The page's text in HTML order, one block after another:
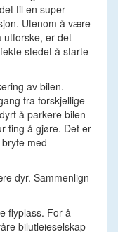
til en super
Utenom å være
utforske, er det
stedet å starte
av bilen.
fra forskjellige
å parkere bilen
ting å gjøre. Det er
med
dyr. Sammenlign
flyplass. For å
bilutleieselskap